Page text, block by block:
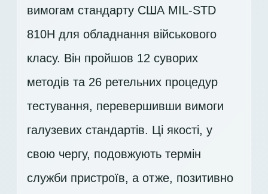
вимогам стандарту США MIL-STD
810H для обладнання військового
класу. Він пройшов 12 суворих
методів та 26 ретельних процедур
тестування, перевершивши вимоги
галузевих стандартів. Ці якості, у
свою чергу, подовжують термін
служби пристроїв, а отже, позитивно